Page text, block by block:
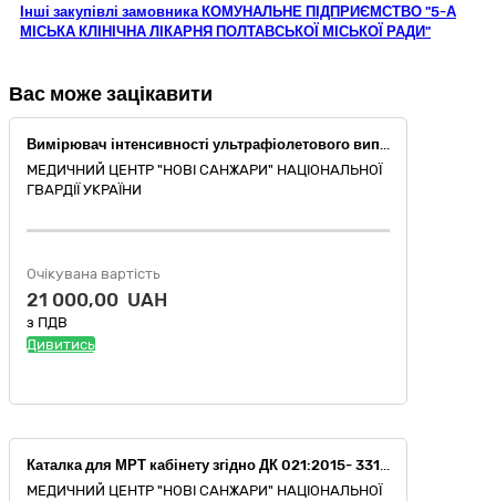
Інші закупівлі замовника КОМУНАЛЬНЕ ПІДПРИЄМСТВО "5-А
МІСЬКА КЛІНІЧНА ЛІКАРНЯ ПОЛТАВСЬКОЇ МІСЬКОЇ РАДИ"
Вас може зацікавити
Вимірювач інтенсивності ультрафіолетового випромінювання згідно ДК 021:2015- 33190000-8 – Медичне обладнання та вироби медичного призначення різні (НК 024:2023 код 47700 - Ультрафіолетовий радіометр для бактерицидного світла)
МЕДИЧНИЙ ЦЕНТР "НОВІ САНЖАРИ" НАЦІОНАЛЬНОЇ
ГВАРДІЇ УКРАЇНИ
Очікувана вартість
21 000,00 UAH
з ПДВ
Дивитись
Каталка для МРТ кабінету згідно ДК 021:2015- 33190000-8 – Медичне обладнання та вироби медичного призначення різні (НК 024:2023 код 31163 - Каталка лежача адаптаційна)
МЕДИЧНИЙ ЦЕНТР "НОВІ САНЖАРИ" НАЦІОНАЛЬНОЇ